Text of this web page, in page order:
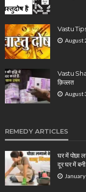
Vastu Tips
August
Vastu
क़िल्लत
August
REMEDY ARTICLES
घर में पोछा
दूर घर में